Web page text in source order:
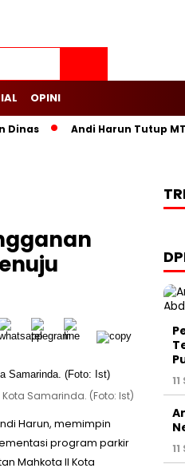
OPINI
Dinas Andi Harun Tutup
Samarinda. (Foto: Ist)
Harun, memimpin
program parkir
Mahkota II Kota